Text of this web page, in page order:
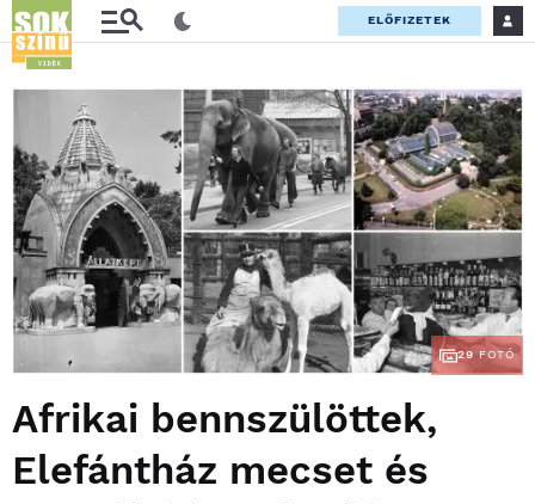
ELŐFIZETEK
29 FOTÓ
Afrikai bennszülöttek,
Elefántház mecset és